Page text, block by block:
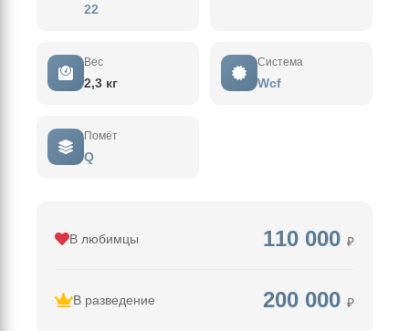
22
Вес
2,3 кг
Система
Wcf
Помёт
Q
В любимцы 110 000 ₽
В разведение 200 000 ₽